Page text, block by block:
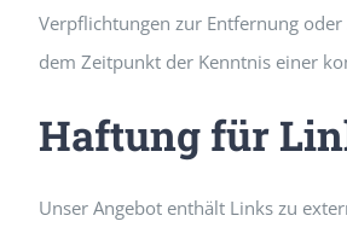
Verpflichtungen zur Entfernung
dem Zeitpunkt der Kenntnis einer
Haftung für
Unser Angebot enthält Links zu